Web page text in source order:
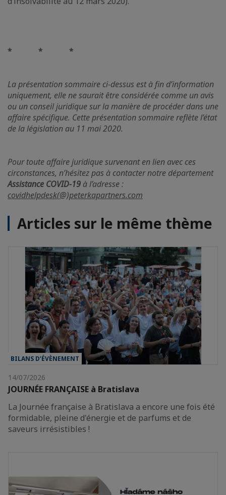
* * *
La présentation sommaire ci-dessus est à fin d’information
uniquement, elle ne saurait être considérée comme un avis
ou un conseil juridique sur la manière de procéder dans une
affaire spécifique. Cette présentation sommaire reflète l’état
de la législation au 11 mai 2020.
Pour toute affaire juridique survenant en lien avec ces
circonstances, n’hésitez pas à contacter notre département
Assistance COVID-19 à l’adresse :
covidhelpdesk(@)peterkapartners.com
Articles sur le même thème
BILANS D’ÉVÈNEMENT
14/07/2026
JOURNÉE FRANÇAISE à Bratislava
La Journée française à Bratislava a encore une fois été
formidable, pleine d'énergie et de parfums et de
saveurs irrésistibles !